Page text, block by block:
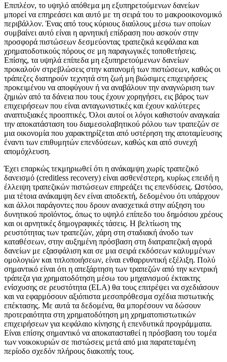
Επιπλέον, το υψηλό απόθεμα μη εξυπηρετούμενων δανείων
μπορεί να επηρεάσει και αυτό με τη σειρά του το μακροοικονομικό
περιβάλλον. Ένας από τους κύριους διαύλους μέσω των οποίων
συμβαίνει αυτό είναι η αρνητική επίδραση που ασκούν στην
προσφορά πιστώσεων δεσμεύοντας τραπεζικά κεφάλαια και
χρηματοδοτικούς πόρους σε μη παραγωγικές τοποθετήσεις.
Επίσης, τα υψηλά επίπεδα μη εξυπηρετούμενων δανείων
προκαλούν στρεβλώσεις στην κατανομή των πιστώσεων, καθώς οι
τράπεζες διατηρούν τεχνητά στη ζωή μη βιώσιμες επιχειρήσεις
προκειμένου να αποφύγουν ή να αναβάλουν την αναγνώριση των
ζημιών από τα δάνεια που τους έχουν χορηγήσει, εις βάρος των
επιχειρήσεων που είναι ανταγωνιστικές και έχουν καλύτερες
αναπτυξιακές προοπτικές. Όλοι αυτοί οι λόγοι καθιστούν αναγκαία
την αποκατάσταση του διαμεσολαβητικού ρόλου των τραπεζών σε
μια οικονομία που χαρακτηρίζεται από υστέρηση της αποταμίευσης
έναντι των επιθυμητών επενδύσεων, καθώς και από συνεχή
απομόχλευση.
Έχει επαρκώς τεκμηριωθεί ότι η ανάκαμψη χωρίς τραπεζικό
δανεισμό (creditless recovery) είναι ασθενέστερη, κυρίως επειδή η
έλλειψη τραπεζικών πιστώσεων επηρεάζει τις επενδύσεις. Ωστόσο,
μια τέτοια ανάκαμψη δεν είναι αποδεκτή, δεδομένου ότι υπάρχουν
και άλλοι παράγοντες που δρουν ανασχετικά στην αύξηση του
δυνητικού προϊόντος, όπως το υψηλό επίπεδο του δημόσιου χρέους
και οι αρνητικές δημογραφικές τάσεις. Η βελτίωση της
ρευστότητας των τραπεζών, χάρη στη σταδιακή άνοδο των
καταθέσεων, στην αυξημένη πρόσβαση στη διατραπεζική αγορά
δανείων με εξασφάλιση και σε μια σειρά εκδόσεων καλυμμένων
ομολογιών και τιτλοποιήσεων, είναι ενθαρρυντική εξέλιξη. Πολύ
σημαντικό είναι ότι η απεξάρτηση των τραπεζών από την κεντρική
τράπεζα για χρηματοδότηση μέσω του μηχανισμού έκτακτης
ενίσχυσης σε ρευστότητα (ELA) θα τους επιτρέψει να σχεδιάσουν
και να εφαρμόσουν αξιόπιστα μεσοπρόθεσμα σχέδια πιστωτικής
επέκτασης. Με αυτά τα δεδομένα, θα μπορέσουν να δώσουν
προτεραιότητα στη χρηματοδότηση μη χρηματοπιστωτικών
επιχειρήσεων για κεφάλαιο κίνησης ή επενδυτικά προγράμματα.
Είναι επίσης σημαντικό να αποκατασταθεί η πρόσβαση του τομέα
των νοικοκυριών σε πιστώσεις μετά από μια παρατεταμένη
περίοδο σχεδόν πλήρους διακοπής τους.